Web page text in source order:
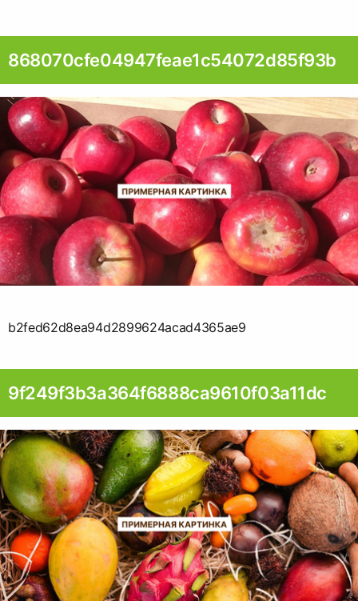
868070cfe04947feae1c54072d85f93b
b2fed62d8ea94d2899624acad4365ae9
9f249f3b3a364f6888ca9610f03a11dc